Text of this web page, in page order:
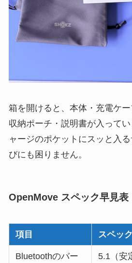
箱を開けると、本体・充電ケー
収納ポーチ・説明書が入って
ャージのポケットにスッと入
びにも困りません。
OpenMove スペック早見表
項目 スペック
Bluetoothのバー
5.1（安